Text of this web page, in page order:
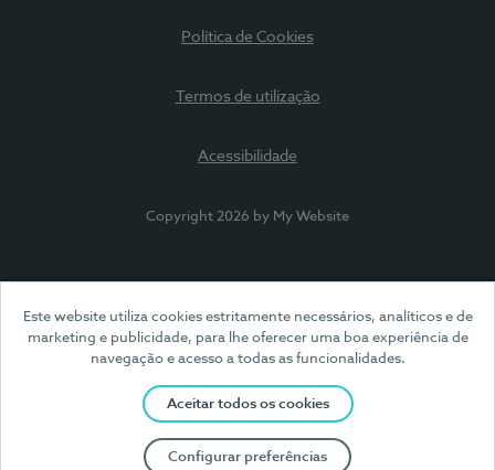
Este website utiliza cookies estritamente necessários, analíticos e de
marketing e publicidade, para lhe oferecer uma boa experiência de
navegação e acesso a todas as funcionalidades.
Aceitar todos os cookies
Configurar preferências
Política de Cookies
Termos de utilização
Acessibilidade
Copyright 2026 by My Website